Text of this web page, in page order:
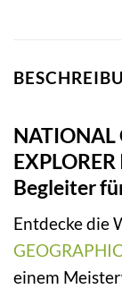
NATIONAL
Begleiter
Entdecke die
GEOGRAPHIC
einem